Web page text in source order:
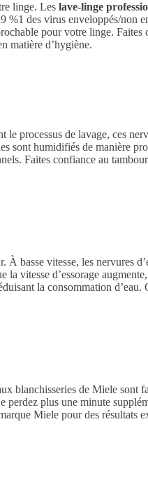
linge. Leslave-linge
des virus enveloppés/non
pour votre linge.
matière d’hygiène.
le processus de lavage, ces
sont humidifiés de manière
Faites confiance au
basse vitesse, les nervures
vitesse d’essorage
la consommation
blanchisseries de Miele
perdez plus une minute
Miele pour des résultats